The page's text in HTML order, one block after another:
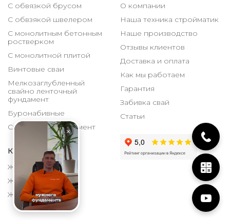
С обвязкой брусом
С обвзякой швелером
С монолитным бетонным
ростверком
С монолитной плитой
Винтовые сваи
Мелкозаглубленный
свайно ленточный
фундамент
Буронабивные
Столбчатый фундамент
Каталог
ЖБИ 150х150 мм
ЖБИ 200х200 мм
ЖБИ 300х300 мм
О компании
Наша техника стройматик
Наше производство
Отзывы клиентов
Доставка и оплата
Как мы работаем
Гарантия
Забивка свай
Статьи